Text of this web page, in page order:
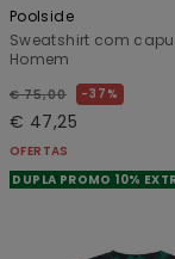
Poolside
Sweatshirt com
Homem
€ 75,00 37%
€ 47,25
OFERTAS
DUPLA PROMO 10%